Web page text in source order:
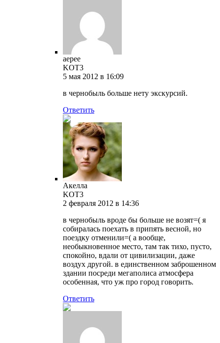
аерее
KOT3
5 мая 2012 в 16:09
в чернобыль больше нету экскурсий.
Ответить
Акелла
KOT3
2 февраля 2012 в 14:36
в чернобыль вроде бы больше не возят=( я
собиралась поехать в припять весной, но
поездку отменили=( а вообще,
необыкновенное место, там так тихо, пусто,
спокойно, вдали от цивилизации, даже
воздух другой. в единственном заброшенном
здании посреди мегаполиса атмосфера
особенная, что уж про город говорить.
Ответить